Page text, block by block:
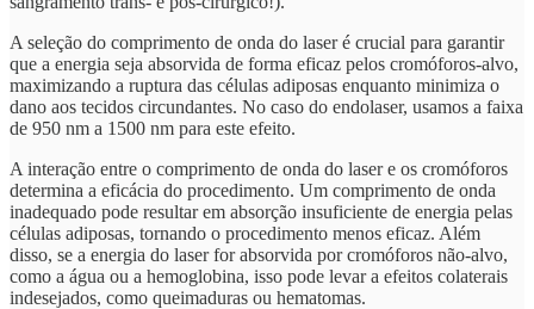
A seleção do comprimento de onda do laser é crucial para garantir
que a energia seja absorvida de forma eficaz pelos cromóforos-alvo,
maximizando a ruptura das células adiposas enquanto minimiza o
dano aos tecidos circundantes. No caso do endolaser, usamos a faixa
de 950 nm a 1500 nm para este efeito.
A interação entre o comprimento de onda do laser e os cromóforos
determina a eficácia do procedimento. Um comprimento de onda
inadequado pode resultar em absorção insuficiente de energia pelas
células adiposas, tornando o procedimento menos eficaz. Além
disso, se a energia do laser for absorvida por cromóforos não-alvo,
como a água ou a hemoglobina, isso pode levar a efeitos colaterais
indesejados, como queimaduras ou hematomas.